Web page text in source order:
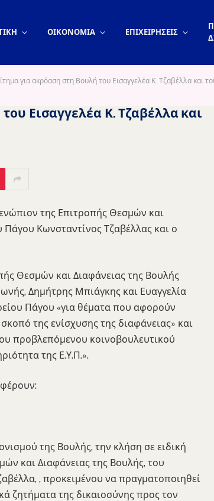
ΟΙΚΟΝΟΜΙΑ ΕΠΙΧΕΙΡΗΣΕΙΣ
για ακρόαση στη Βουλή του Εισαγγελέα Κ. Τζαβέλλα και
Εισαγγελέα Κ. Τζαβέλλα και
της Επιτροπής Θεσμών και
Πάγου Κωνσταντίνος Τζαβέλλας και ο
Θεσμών και Διαφάνειας της Βουλής
Δημήτρης Μπιάγκης και Ευαγγελία
Πάγου «για θέματα που αφορούν
της ενίσχυσης της διαφάνειας» και
προβλεπόμενου κοινοβουλευτικού
της Ε.Υ.Π.».
της Βουλής, την κλήση σε ειδική
και Διαφάνειας της Βουλής, του
, προκειμένου να πραγματοποιηθεί
ζητήματα της δικαιοσύνης προς τον